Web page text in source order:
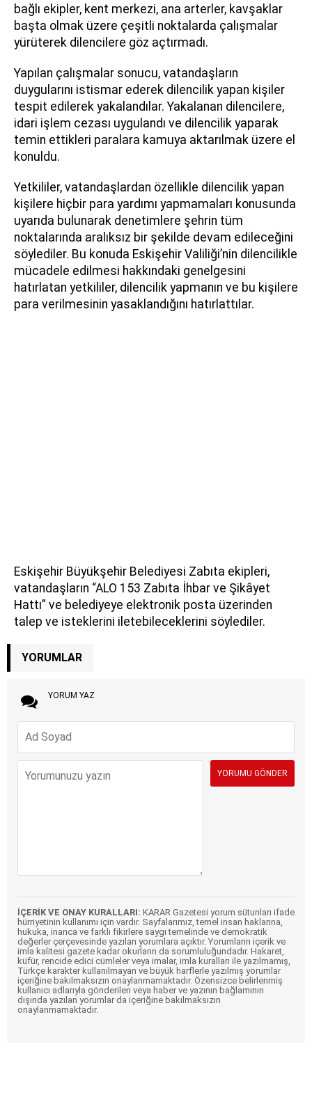
bağlı ekipler, kent merkezi, ana arterler, kavşaklar
başta olmak üzere çeşitli noktalarda çalışmalar
yürüterek dilencilere göz açtırmadı.
Yapılan çalışmalar sonucu, vatandaşların
duygularını istismar ederek dilencilik yapan kişiler
tespit edilerek yakalandılar. Yakalanan dilencilere,
idari işlem cezası uygulandı ve dilencilik yaparak
temin ettikleri paralara kamuya aktarılmak üzere el
konuldu.
Yetkililer, vatandaşlardan özellikle dilencilik yapan
kişilere hiçbir para yardımı yapmamaları konusunda
uyarıda bulunarak denetimlere şehrin tüm
noktalarında aralıksız bir şekilde devam edileceğini
söylediler. Bu konuda Eskişehir Valiliği’nin dilencilikle
mücadele edilmesi hakkındaki genelgesini
hatırlatan yetkililer, dilencilik yapmanın ve bu kişilere
para verilmesinin yasaklandığını hatırlattılar.
Eskişehir Büyükşehir Belediyesi Zabıta ekipleri,
vatandaşların “ALO 153 Zabıta İhbar ve Şikâyet
Hattı” ve belediyeye elektronik posta üzerinden
talep ve isteklerini iletebileceklerini söylediler.
YORUMLAR
YORUM YAZ
İÇERİK VE ONAY KURALLARI: KARAR Gazetesi yorum sütunları ifade
hürriyetinin kullanımı için vardır. Sayfalarımız, temel insan haklarına,
hukuka, inanca ve farklı fikirlere saygı temelinde ve demokratik
değerler çerçevesinde yazılan yorumlara açıktır. Yorumların içerik ve
imla kalitesi gazete kadar okurların da sorumluluğundadır. Hakaret,
küfür, rencide edici cümleler veya imalar, imla kuralları ile yazılmamış,
Türkçe karakter kullanılmayan ve büyük harflerle yazılmış yorumlar
içeriğine bakılmaksızın onaylanmamaktadır. Özensizce belirlenmiş
kullanıcı adlarıyla gönderilen veya haber ve yazının bağlamının
dışında yazılan yorumlar da içeriğine bakılmaksızın
onaylanmamaktadır.